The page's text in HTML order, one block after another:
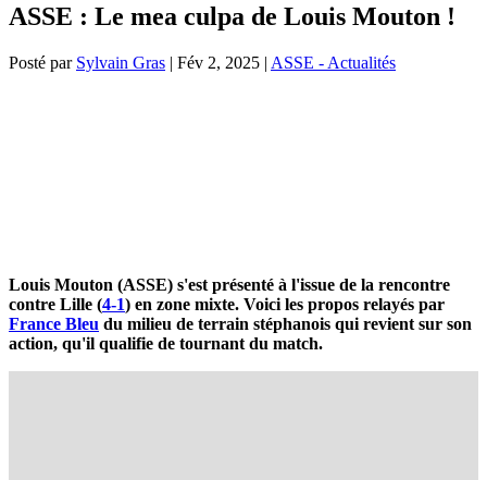
ASSE : Le mea culpa de Louis Mouton !
Posté par Sylvain Gras | Fév 2, 2025 | ASSE - Actualités
Louis Mouton (ASSE) s'est présenté à l'issue de la rencontre
contre Lille (4-1) en zone mixte. Voici les propos relayés par
France Bleu du milieu de terrain stéphanois qui revient sur son
action, qu'il qualifie de tournant du match.